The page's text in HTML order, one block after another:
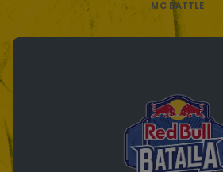
MC BATTLE